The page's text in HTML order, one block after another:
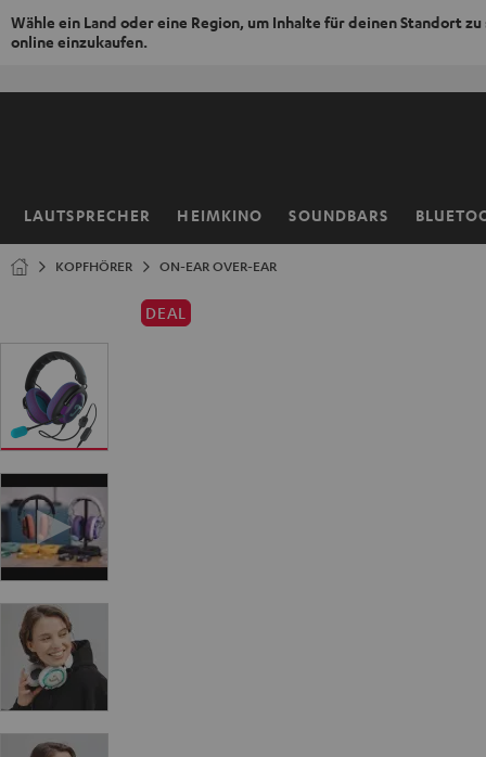
Wähle ein Land oder eine Region, um Inhalte für deinen Standort zu
online einzukaufen.
LAUTSPRECHER HEIMKINO SOUNDBARS
Startseite
KOPFHÖRER ON-EAR OVER-EAR
DEAL